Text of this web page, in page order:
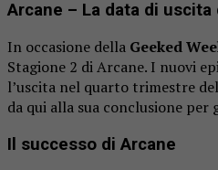
Arcane – La data di
In occasione della Geeked
Stagione 2 di Arcane. I nuovi
l’uscita nel quarto trimestre
da qui alla sua conclusione per
Il successo di Arcane